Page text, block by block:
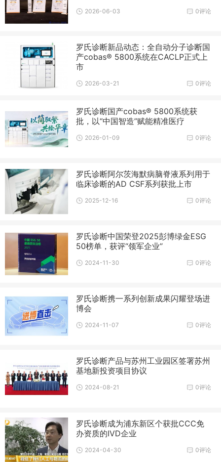
0评论
2026-06-03
罗氏诊断新品动态：全自动分子诊断国
产cobas® 5800系统在CACLP正式上
市
0评论
2026-03-21
罗氏诊断国产cobas® 5800系统获
批，以“中国智造”赋能精准医疗
0评论
2026-01-09
罗氏诊断阿尔茨海默病脑脊液系列用于
临床诊断的AD CSF系列获批上市
0评论
2025-12-16
罗氏诊断中国荣登2025彭博绿金ESG
50榜单，获评“领军企业”
0评论
2024-11-30
罗氏诊断携一系列创新成果闪耀登场进
博会
0评论
2024-11-07
罗氏诊断产品与苏州工业园区签署苏州
基地新投资项目协议
0评论
2024-08-21
罗氏诊断成为浦东新区个获批CCC免
办资质的IVD企业
0评论
2024-04-30